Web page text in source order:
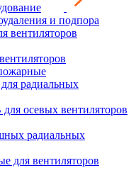
и подпора
вентиляторов
радиальных
осевых вентиляторов
радиальных
для вентиляторов